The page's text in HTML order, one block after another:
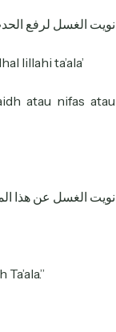
نويت الغسل لرفع
lillahi ta’ala’
atau nifas atau
نويت الغسل عن هذا